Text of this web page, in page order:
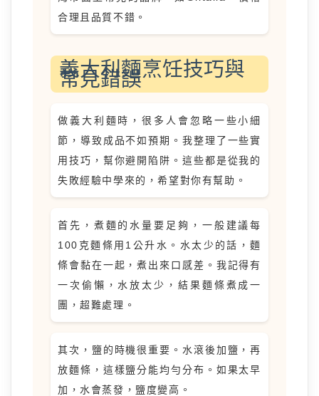
合理且品質不錯。
義大利麵烹饪技巧與
常見錯誤
做義大利麵時，很多人會忽略一些小細
節，導致成品不如預期。我整理了一些實
用技巧，幫你避開陷阱。這些都是從我的
失敗經驗中學來的，希望對你有幫助。
首先，煮麵的水量要足夠，一般建議每
100克麵條用1公升水。水太少的話，麵
條會黏在一起，煮出來口感差。我記得有
一次偷懶，水放太少，結果麵條煮成一
團，超難處理。
其次，鹽的時機很重要。水滾後加鹽，再
放麵條，這樣鹽分能均勻分布。如果太早
加，水會蒸發，鹽度變高。